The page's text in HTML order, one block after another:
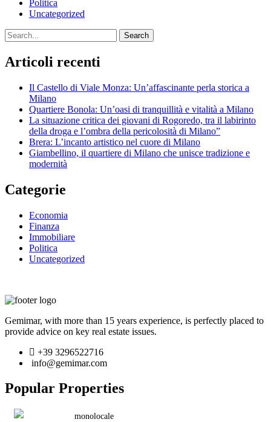
Politica
Uncategorized
Search
Articoli recenti
Il Castello di Viale Monza: Un’affascinante perla storica a
Milano
Quartiere Bonola: Un’oasi di tranquillità e vitalità a Milano
La situazione critica dei giovani di Rogoredo, tra il labirinto
della droga e l’ombra della pericolosità di Milano”
Brera: L’incanto artistico nel cuore di Milano
Giambellino, il quartiere di Milano che unisce tradizione e
modernità
Categorie
Economia
Finanza
Immobiliare
Politica
Uncategorized
Gemimar, with more than 15 years experience, is perfectly placed to
provide advice on key real estate issues.
+39 3296522716
info@gemimar.com
Popular Properties
monolocale